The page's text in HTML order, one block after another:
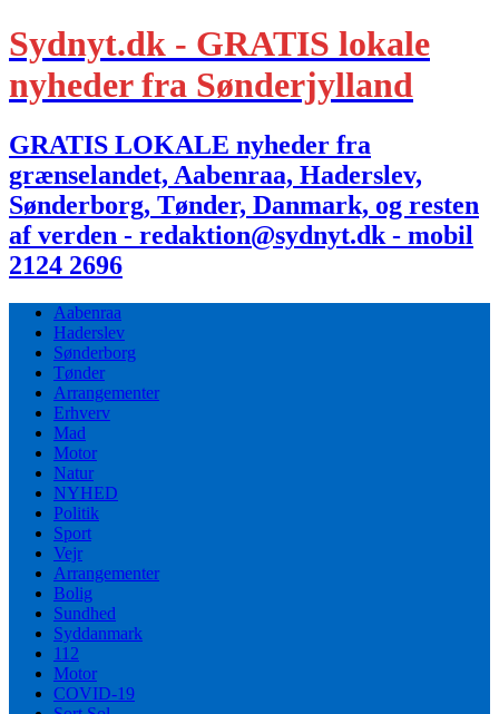
Sydnyt.dk - GRATIS lokale
nyheder fra Sønderjylland
GRATIS LOKALE nyheder fra
grænselandet, Aabenraa, Haderslev,
Sønderborg, Tønder, Danmark, og resten
af verden - redaktion@sydnyt.dk - mobil
2124 2696
Aabenraa
Haderslev
Sønderborg
Tønder
Arrangementer
Erhverv
Mad
Motor
Natur
NYHED
Politik
Sport
Vejr
Arrangementer
Bolig
Sundhed
Syddanmark
112
Motor
COVID-19